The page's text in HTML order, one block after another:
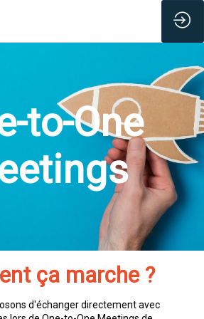
to-One
ça marche ?
d'échanger directement avec